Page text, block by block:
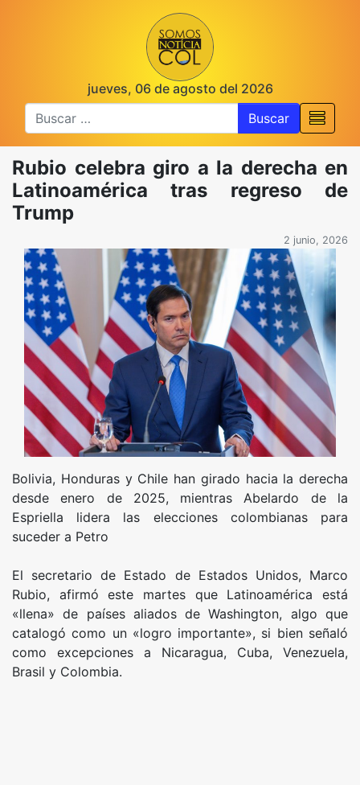
jueves, 06 de agosto del 2026
Buscar
Rubio celebra giro a la derecha en
Latinoamérica tras regreso de
Trump
2 junio, 2026
Bolivia, Honduras y Chile han girado hacia la derecha
desde enero de 2025, mientras Abelardo de la
Espriella lidera las elecciones colombianas para
suceder a Petro
El secretario de Estado de Estados Unidos, Marco
Rubio, afirmó este martes que Latinoamérica está
«llena» de países aliados de Washington, algo que
catalogó como un «logro importante», si bien señaló
como excepciones a Nicaragua, Cuba, Venezuela,
Brasil y Colombia.